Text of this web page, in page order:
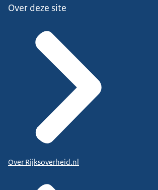
Over deze site
Over Rijksoverheid.nl